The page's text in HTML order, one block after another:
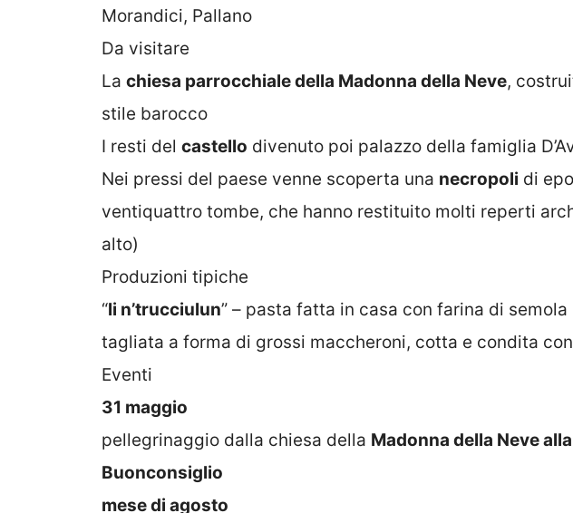
Morandici, Pallano
Da visitare
La chiesa parrocchiale della Madonna della Neve,
stile barocco
I resti del castello divenuto poi palazzo della famiglia
Nei pressi del paese venne scoperta una necropoli di
ventiquattro tombe, che hanno restituito molti reperti
alto)
Produzioni tipiche
“li n’trucciulun” – pasta fatta in casa con farina di
tagliata a forma di grossi maccheroni, cotta e condita
Eventi
31 maggio
pellegrinaggio dalla chiesa della Madonna della Neve
Buonconsiglio
mese di agosto